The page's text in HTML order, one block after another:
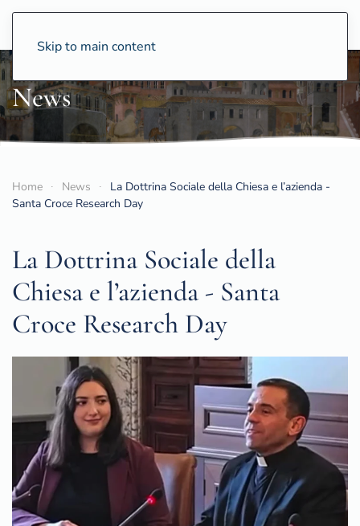
Skip to main content
CCS
News
Home News
La Dottrina Sociale della Chiesa e l’azienda -
Santa Croce Research Day
La Dottrina Sociale della
Chiesa e l’azienda - Santa
Croce Research Day